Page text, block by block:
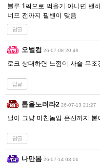
블루 1픽으로 먹을거 아니면 밴
너프 전까지 필밴이 맞음
답글
오벌컴 26-07-08 20:49
로크 상대하면 느낌이 사슬 무
답글
톱을노려라2 26-07-13 21:27
딜이 그냥 미친놈임 은신까지 붙
답글
나만봄 26-07-14 03:06